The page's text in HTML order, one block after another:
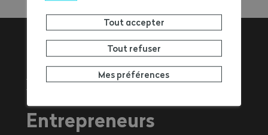
Association
Valaisanne des
Entrepreneurs
Tout accepter
Tout refuser
Mes préférences